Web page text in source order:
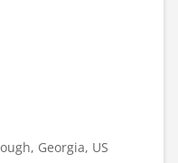
Georgia, US